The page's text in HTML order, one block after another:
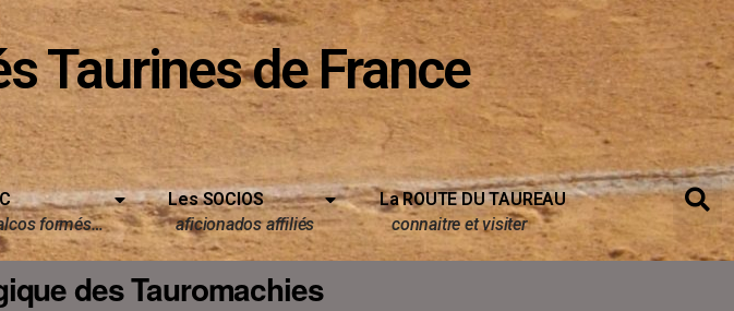
Taurines de France
formés…
Les SOCIOS
aficionados affiliés
La ROUTE DU TAUREAU
connaitre et visiter
des Tauromachies